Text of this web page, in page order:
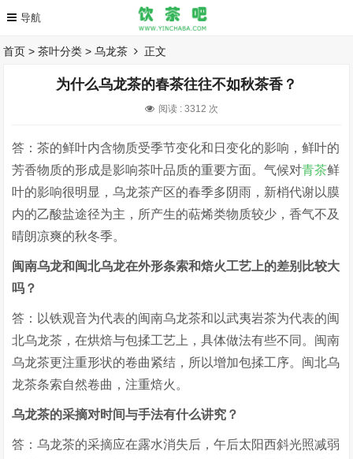
首页 >茶叶分类 >乌龙茶 正文
为什么乌龙茶的春茶往往不如秋茶香？
阅读 :3312 次
答：茶的鲜叶内含物质受季节变化和日变化的影响，鲜叶的
芳香物质的形成是影响茶叶品质的重要方面。气候对青茶鲜
叶的影响很明显，乌龙茶产区的春季多阴雨，新梢代谢以膜
内的乙酸盐途径为主，所产生的萜烯类物质较少，香气不及
晴朗凉爽的秋冬季。
闽南乌龙和闽北乌龙在外形条索和焙火工艺上的差别比较大
吗？
答：以铁观音为代表的闽南乌龙茶和以武夷岩茶为代表的闽
北乌龙茶，在烘焙与包揉工艺上，具体做法有些不同。闽南
乌龙茶更注重形状的卷曲紧结，所以增加包揉工序。闽北乌
龙茶条索自然卷曲，注重焙火。
乌龙茶的采摘对时间与手法有什么讲究？
答：乌龙茶的采摘应在露水消失后，午后太阳西斜光照减弱